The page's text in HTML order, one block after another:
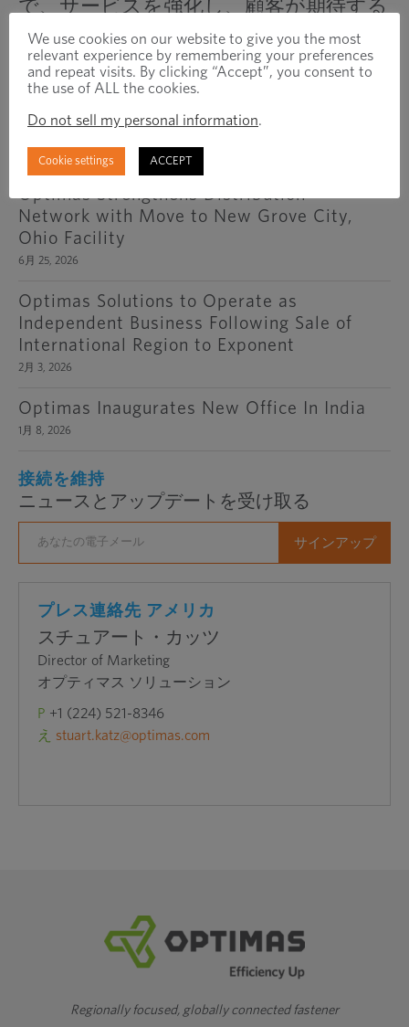
で、サービスを強化し、顧客が期待する
効率性、サービス、およびコスト上の利
点を提供し続けることができます。」
前
最近のニュース
Optimas Strengthens Distribution
Network with Move to New Grove City,
Ohio Facility
6月 25, 2026
Optimas Solutions to Operate as
Independent Business Following Sale of
International Region to Exponent
2月 3, 2026
Optimas Inaugurates New Office In India
1月 8, 2026
接続を維持
ニュースとアップデートを受け取る
プレス連絡先 アメリカ
スチュアート・カッツ
Director of Marketing
オプティマス ソリューション
P +1 (224) 521-8346
え
stuart.katz@optimas.com
Regionally focused, globally connected fastener
We use cookies on our website to give you the most
relevant experience by remembering your preferences
and repeat visits. By clicking “Accept”, you consent to
the use of ALL the cookies.
Do not sell my personal information.
Cookie settings ACCEPT